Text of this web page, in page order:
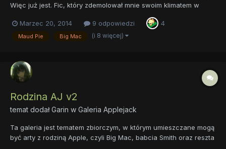
Więc już jest. Fic, który zdemolował mnie swoim klimatem w
polskiej. Termin "best shipping" nabiera nowego znaczenia.
Oryginał Tłumaczenie
Marzec 20, 2014 9 odpowiedzi 4
Maud Pie Big Mac (i 8 więcej)
Rodzina AJ v2
temat dodałGarin w Galeria Applejack
Ta galeria jest tematem zbiorczym, w którym umieszczane mogą
być arty z rodziną Apple, czyli Big Mac, babcia Smith oraz reszta